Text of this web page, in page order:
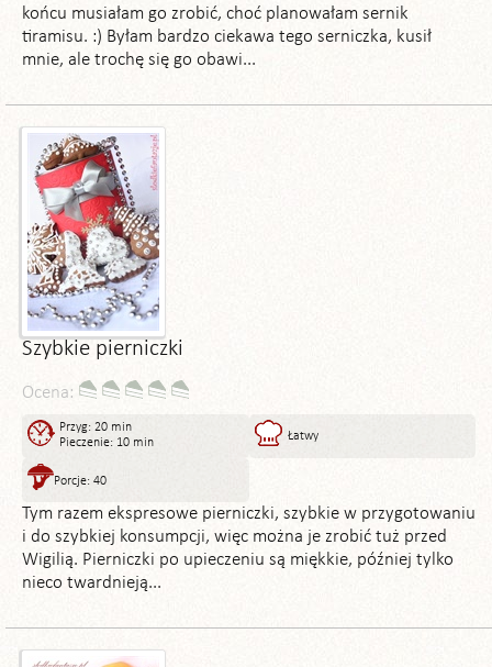
końcu musiałam go zrobić, choć planowałam sernik
tiramisu. :) Byłam bardzo ciekawa tego serniczka, kusił
mnie, ale trochę się go obawi...
Szybkie pierniczki
Ocena:
Przyg: 20 min
Pieczenie: 10 min
Łatwy
Porcje: 40
Tym razem ekspresowe pierniczki, szybkie w przygotowaniu
i do szybkiej konsumpcji, więc można je zrobić tuż przed
Wigilią. Pierniczki po upieczeniu są miękkie, później tylko
nieco twardnieją...